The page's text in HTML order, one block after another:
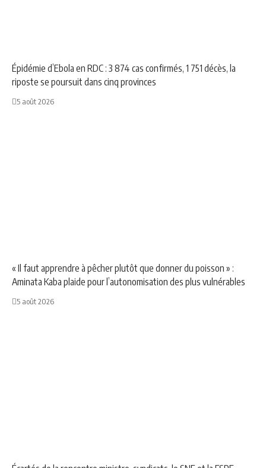
Épidémie d’Ebola en RDC : 3 874 cas confirmés, 1 751 décès, la
riposte se poursuit dans cinq provinces
5 août 2026
« Il faut apprendre à pêcher plutôt que donner du poisson » :
Aminata Kaba plaide pour l’autonomisation des plus vulnérables
5 août 2026